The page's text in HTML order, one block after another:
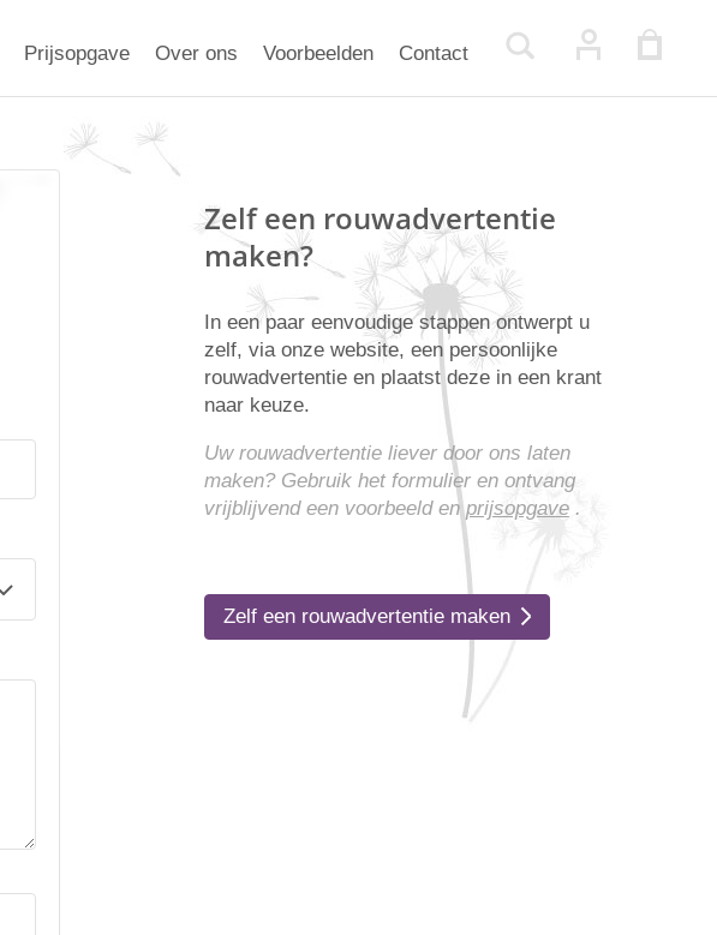
Prijsopgave Over ons Voorbeelden Contact
Zelf een rouwadvertentie
maken?
In een paar eenvoudige stappen ontwerpt u
zelf, via onze website, een persoonlijke
rouwadvertentie en plaatst deze in een krant
naar keuze.
Uw rouwadvertentie liever door ons laten
maken? Gebruik het formulier en ontvang
vrijblijvend een voorbeeld enprijsopgave.
Zelf een rouwadvertentie maken